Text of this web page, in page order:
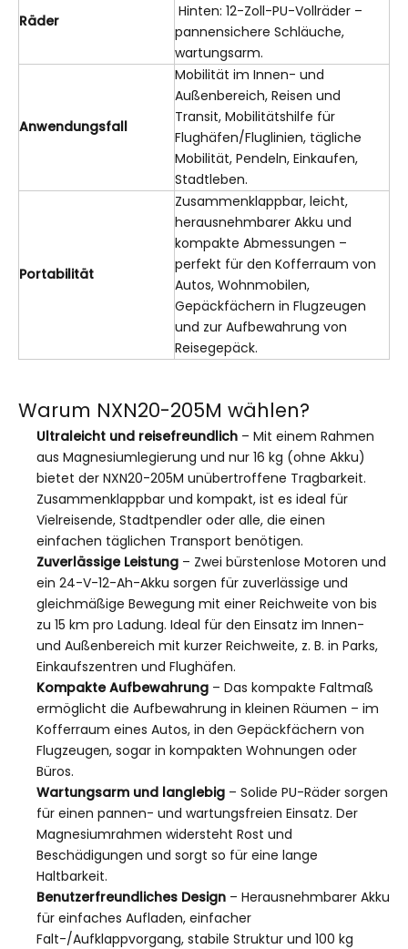
Räder
Hinten: 12-Zoll-PU-Vollräder –
pannensichere Schläuche,
wartungsarm.
Anwendungsfall
Mobilität im Innen- und
Außenbereich, Reisen und
Transit, Mobilitätshilfe für
Flughäfen/Fluglinien, tägliche
Mobilität, Pendeln, Einkaufen,
Stadtleben.
Portabilität
Zusammenklappbar, leicht,
herausnehmbarer Akku und
kompakte Abmessungen –
perfekt für den Kofferraum von
Autos, Wohnmobilen,
Gepäckfächern in Flugzeugen
und zur Aufbewahrung von
Reisegepäck.
Warum NXN20-205M wählen?
Ultraleicht und reisefreundlich – Mit einem Rahmen
aus Magnesiumlegierung und nur 16 kg (ohne Akku)
bietet der NXN20-205M unübertroffene Tragbarkeit.
Zusammenklappbar und kompakt, ist es ideal für
Vielreisende, Stadtpendler oder alle, die einen
einfachen täglichen Transport benötigen.
Zuverlässige Leistung – Zwei bürstenlose Motoren und
ein 24-V-12-Ah-Akku sorgen für zuverlässige und
gleichmäßige Bewegung mit einer Reichweite von bis
zu 15 km pro Ladung. Ideal für den Einsatz im Innen-
und Außenbereich mit kurzer Reichweite, z. B. in Parks,
Einkaufszentren und Flughäfen.
Kompakte Aufbewahrung – Das kompakte Faltmaß
ermöglicht die Aufbewahrung in kleinen Räumen – im
Kofferraum eines Autos, in den Gepäckfächern von
Flugzeugen, sogar in kompakten Wohnungen oder
Büros.
Wartungsarm und langlebig – Solide PU-Räder sorgen
für einen pannen- und wartungsfreien Einsatz. Der
Magnesiumrahmen widersteht Rost und
Beschädigungen und sorgt so für eine lange
Haltbarkeit.
Benutzerfreundliches Design – Herausnehmbarer Akku
für einfaches Aufladen, einfacher
Falt-/Aufklappvorgang, stabile Struktur und 100 kg